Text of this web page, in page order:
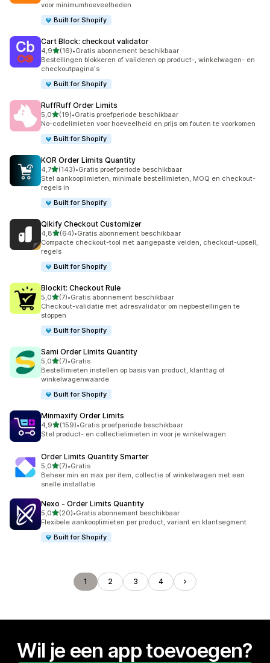
voor minimumhoeveelheden
Built for Shopify
Cart Block: checkout validator
4,9van 5 sterren
(16)
16 recensies in totaal
•Gratis abonnement beschikbaar
Bestellingen blokkeren of valideren op product-, winkelwagen- en
checkoutpagina's
Built for Shopify
RuffRuff Order Limits
5,0van 5 sterren
(19)
19 recensies in totaal
•Gratis proefperiode beschikbaar
No-codelimieten voor hoeveelheid en prijs om fouten te voorkomen
Built for Shopify
KOR Order Limits Quantity
4,7van 5 sterren
(143)
143 recensies in totaal
•Gratis proefperiode beschikbaar
Stel aankooplimieten, minimale bestellimieten, MOQ en checkout-
regels in
Built for Shopify
Qikify Checkout Customizer
4,8van 5 sterren
(64)
64 recensies in totaal
•Gratis abonnement beschikbaar
Compacte checkout-tool met aangepaste velden, checkout-upsell,
regels
Built for Shopify
Blockit: Checkout Rule
5,0van 5 sterren
(7)
7 recensies in totaal
•Gratis abonnement beschikbaar
Checkout-validatie met adresvalidator om nepbestellingen te
stoppen
Built for Shopify
Sami Order Limits Quantity
5,0van 5 sterren
(7)
7 recensies in totaal
•Gratis
Bestellimieten instellen op basis van product, klanttag of
winkelwagenwaarde
Built for Shopify
Minmaxify Order Limits
4,9van 5 sterren
(159)
159 recensies in totaal
•Gratis proefperiode beschikbaar
Stel product- en collectielimieten in voor je winkelwagen
Order Limits Quantity Smarter
5,0van 5 sterren
(7)
7 recensies in totaal
•Gratis
Beheer min en max per item, collectie of winkelwagen met een
snelle installatie.
Nexo ‑ Order Limits Quantity
5,0van 5 sterren
(20)
20 recensies in totaal
•Gratis abonnement beschikbaar
Flexibele aankooplimieten per product, variant en klantsegment
Built for Shopify
1 2 3 4
Wil je een app toevoegen?